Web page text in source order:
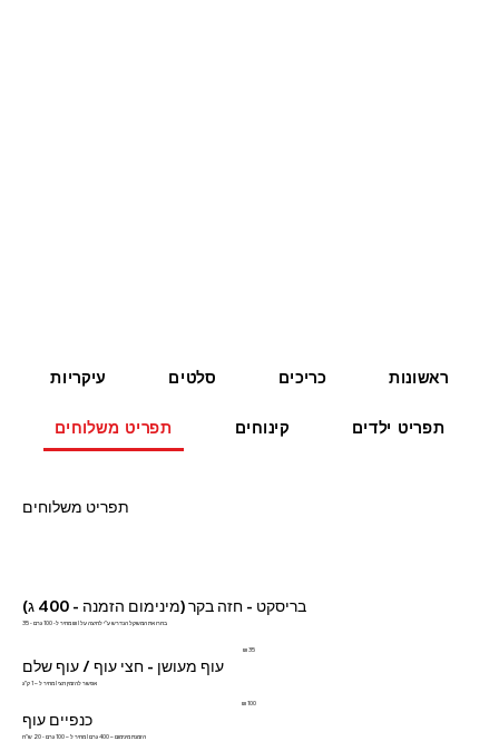
תפריט משלוחים
בריסקט - חזה בקר (מינימום הזמנה - 400 ג)
מחיר ל- 100 גרם - 35 ₪ I בחרו את המשקל הנדרש ע"י לחיצה על
עוף מעושן - חצי עוף / עוף שלם
מחיר ל – 1 ק”ג I אפשר להזמין חצי
כנפיים עוף
מחיר ל – 100 גרם - 20 ש"ח I הזמנת מינימום – 400 גרם
ראשונות כריכים סלטים עיקריות
תפריט ילדים קינוחים תפריט משלוחים